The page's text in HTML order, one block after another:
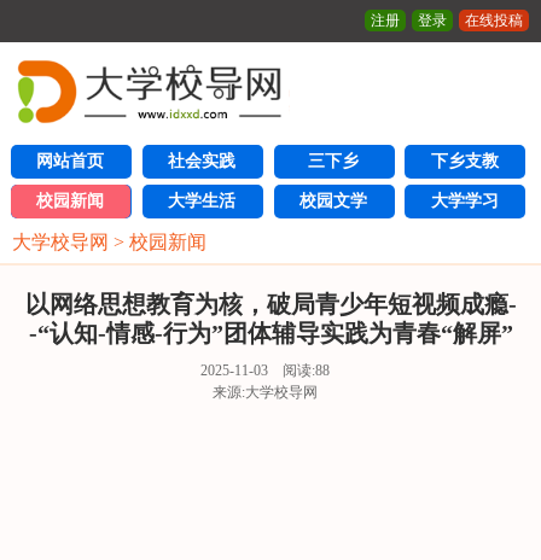
注册 登录 在线投稿
网站首页 社会实践 三下乡 下乡支教
校园新闻 大学生活 校园文学 大学学习
大学校导网 > 校园新闻
以网络思想教育为核，破局青少年短视频成瘾-
-“认知-情感-行为”团体辅导实践为青春“解屏”
2025-11-03 阅读:88
来源:大学校导网